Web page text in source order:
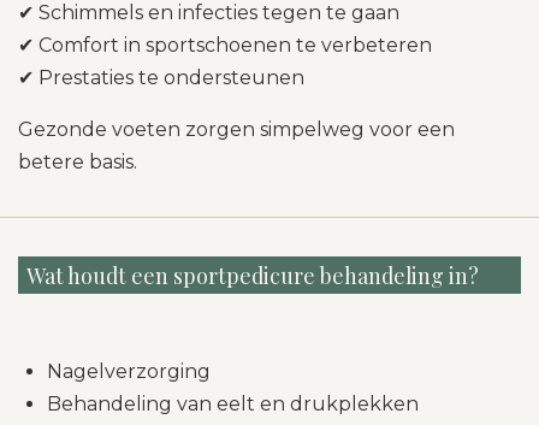
✔ Schimmels en infecties tegen te gaan
✔ Comfort in sportschoenen te verbeteren
✔ Prestaties te ondersteunen
Gezonde voeten zorgen simpelweg voor een
betere basis.
Wat houdt een sportpedicure behandeling in?
Nagelverzorging
Behandeling van eelt en drukplekken